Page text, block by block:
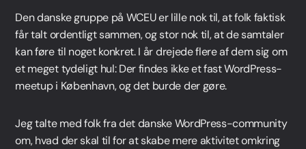
Den danske gruppe på WCEU er lille nok til, at folk faktisk
får talt ordentligt sammen, og stor nok til, at de samtaler
kan føre til noget konkret. I år drejede flere af dem sig om
et meget tydeligt hul: Der findes ikke et fast WordPress-
meetup i København, og det burde der gøre.
Jeg talte med folk fra det danske WordPress-community
om, hvad der skal til for at skabe mere aktivitet omkring